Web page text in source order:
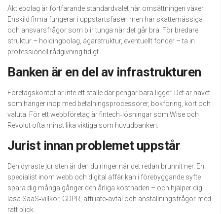
Aktiebolag är fortfarande standardvalet när omsättningen växer.
Enskild firma fungerar i uppstartsfasen men har skattemässiga
och ansvarsfrågor som blir tunga när det går bra. För bredare
struktur – holdingbolag, ägarstruktur, eventuellt fonder – ta in
professionell rådgivning tidigt.
Banken är en del av infrastrukturen
Företagskontot är inte ett ställe där pengar bara ligger. Det är navet
som hänger ihop med betalningsprocessorer, bokföring, kort och
valuta. För ett webbföretag är fintech‑lösningar som Wise och
Revolut ofta minst lika viktiga som huvudbanken.
Jurist innan problemet uppstår
Den dyraste juristen är den du ringer när det redan brunnit ner. En
specialist inom webb och digital affär kan i förebyggande syfte
spara dig många gånger den årliga kostnaden – och hjälper dig
läsa SaaS‑villkor, GDPR, affiliate‑avtal och anställningsfrågor med
rätt blick.